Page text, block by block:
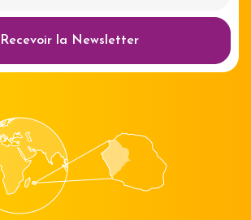
Recevoir la Newsletter